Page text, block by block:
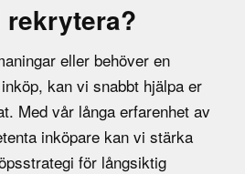
rekrytera?
eller behöver en
kan vi snabbt hjälpa er
Med vår långa erfarenhet av
inköpare kan vi stärka
för långsiktig